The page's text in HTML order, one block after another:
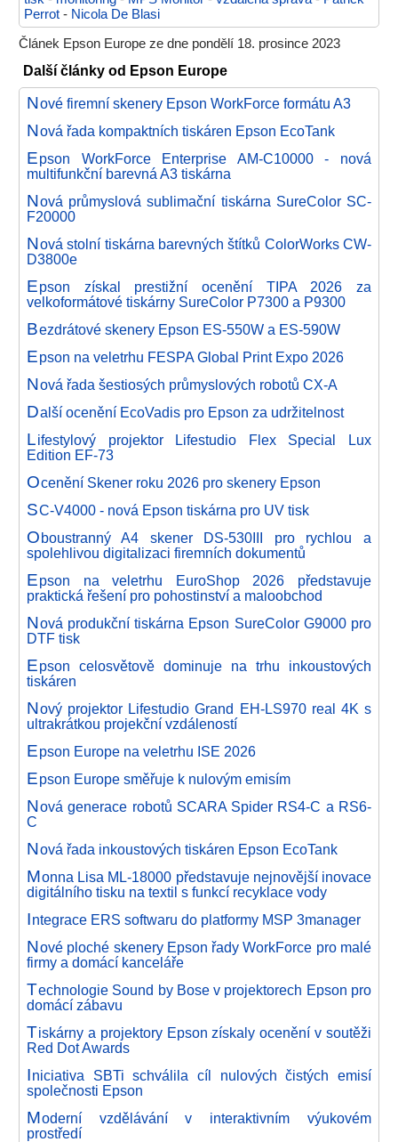
Perrot - Nicola De Blasi
Článek Epson Europe ze dne pondělí 18. prosince 2023
Další články od Epson Europe
Nové firemní skenery Epson WorkForce formátu A3
Nová řada kompaktních tiskáren Epson EcoTank
Epson WorkForce Enterprise AM-C10000 - nová
multifunkční barevná A3 tiskárna
Nová průmyslová sublimační tiskárna SureColor SC-
F20000
Nová stolní tiskárna barevných štítků ColorWorks CW-
D3800e
Epson získal prestižní ocenění TIPA 2026 za
velkoformátové tiskárny SureColor P7300 a P9300
Bezdrátové skenery Epson ES-550W a ES-590W
Epson na veletrhu FESPA Global Print Expo 2026
Nová řada šestiosých průmyslových robotů CX-A
Další ocenění EcoVadis pro Epson za udržitelnost
Lifestylový projektor Lifestudio Flex Special Lux
Edition EF-73
Ocenění Skener roku 2026 pro skenery Epson
SC-V4000 - nová Epson tiskárna pro UV tisk
Oboustranný A4 skener DS-530III pro rychlou a
spolehlivou digitalizaci firemních dokumentů
Epson na veletrhu EuroShop 2026 představuje
praktická řešení pro pohostinství a maloobchod
Nová produkční tiskárna Epson SureColor G9000 pro
DTF tisk
Epson celosvětově dominuje na trhu inkoustových
tiskáren
Nový projektor Lifestudio Grand EH-LS970 real 4K s
ultrakrátkou projekční vzdáleností
Epson Europe na veletrhu ISE 2026
Epson Europe směřuje k nulovým emisím
Nová generace robotů SCARA Spider RS4-C a RS6-
C
Nová řada inkoustových tiskáren Epson EcoTank
Monna Lisa ML-18000 představuje nejnovější inovace
digitálního tisku na textil s funkcí recyklace vody
Integrace ERS softwaru do platformy MSP 3manager
Nové ploché skenery Epson řady WorkForce pro malé
firmy a domácí kanceláře
Technologie Sound by Bose v projektorech Epson pro
domácí zábavu
Tiskárny a projektory Epson získaly ocenění v soutěži
Red Dot Awards
Iniciativa SBTi schválila cíl nulových čistých emisí
společnosti Epson
Moderní vzdělávání v interaktivním výukovém
prostředí